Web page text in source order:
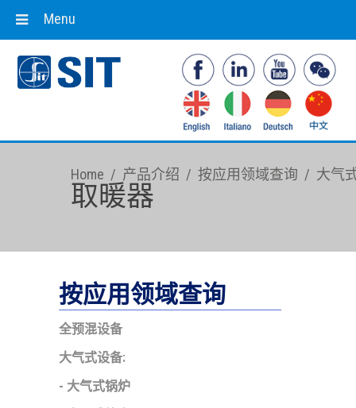
Home / 产品介绍 / 按应用领域查询 / 大气
取暖器
按应用领域查询
全预混设备
大气式设备:
- 大气式锅炉
Menu